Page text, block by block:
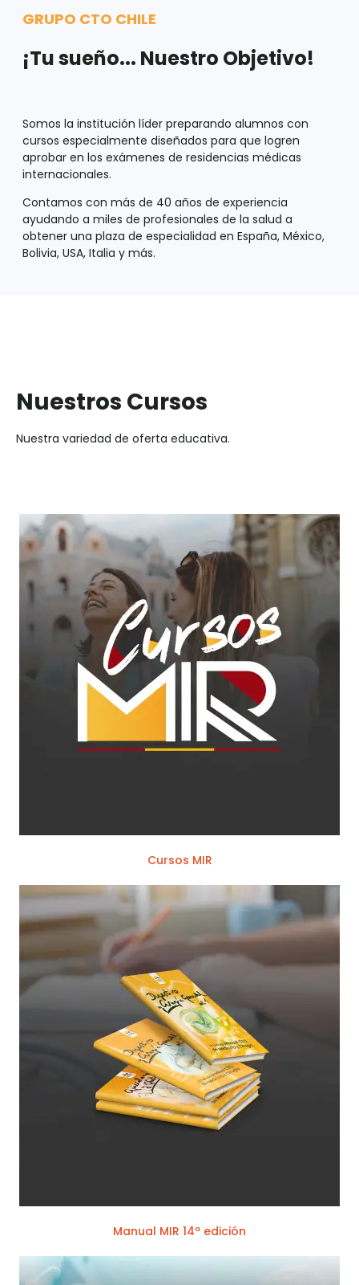
GRUPO CTO CHILE
¡Tu sueño... Nuestro Objetivo!
Somos la institución líder preparando alumnos con
cursos especialmente diseñados para que logren
aprobar en los exámenes de residencias médicas
internacionales.
Contamos con más de 40 años de experiencia
ayudando a miles de profesionales de la salud a
obtener una plaza de especialidad en España, México,
Bolivia, USA, Italia y más.
Nuestros Cursos
Nuestra variedad de oferta educativa.
Cursos MIR
Manual MIR 14ª edición